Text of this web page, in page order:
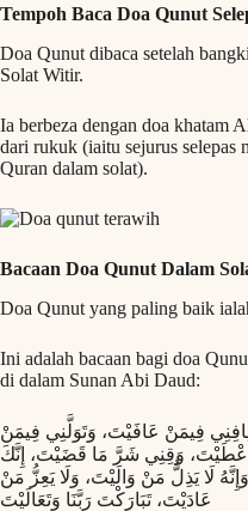
Tempoh Baca Doa Qunut
Doa Qunut dibaca setelah
Solat Witir.
Ia berbeza dengan doa khatam
dari rukuk (iaitu sejurus selepas
Quran dalam solat).
Bacaan Doa Qunut Dalam
Doa Qunut yang paling baik
Ini adalah bacaan bagi doa
di dalam Sunan Abi Daud:
فِيمَنْ عَافَيْتَ، وَتَوَلَّنِي فِيمَنْ
أَعْطَيْتَ، وَقِنِي شَرَّ مَا قَضَيْتَ، إِنَّكَ
لَا يَذِلُّ مَنْ وَالَيْتَ، وَلَا يَعِزُّ مَنْ
عَادَيْتَ، تَبَارَكْتَ رَبَّنَا وَتَعَالَيْتَ